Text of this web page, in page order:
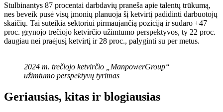
Stulbinantys 87 procentai darbdavių praneša apie talentų trūkumą,
nes beveik pusė visų įmonių planuoja šį ketvirtį padidinti darbuotojų
skaičių. Tai suteikia sektoriui pirmaujančią poziciją ir sudaro +47
proc. grynojo trečiojo ketvirčio užimtumo perspektyvos, ty 22 proc.
daugiau nei praėjusį ketvirtį ir 28 proc., palyginti su per metus.
2024 m. trečiojo ketvirčio „ManpowerGroup“
užimtumo perspektyvų tyrimas
Geriausias, kitas ir blogiausias